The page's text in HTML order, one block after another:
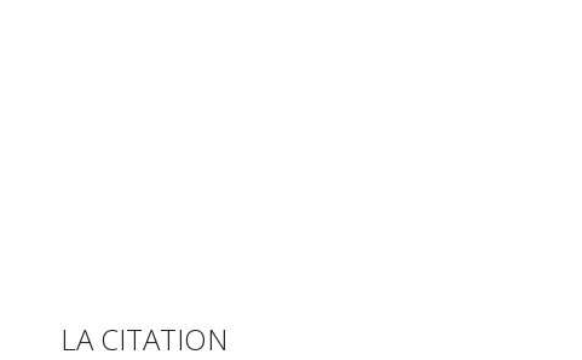
LA CITATION